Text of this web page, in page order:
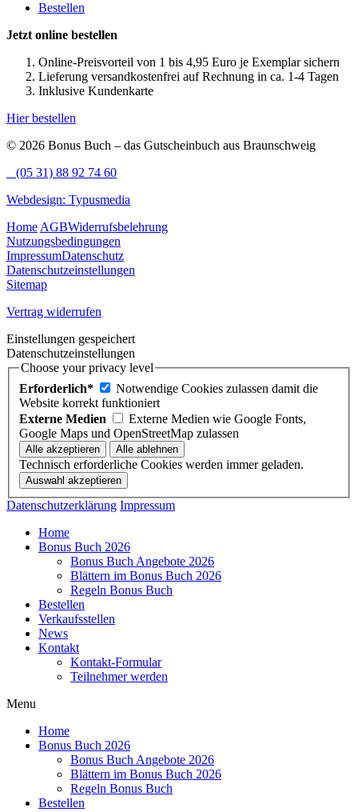
Bestellen
Jetzt online bestellen
Online-Preisvorteil von 1 bis 4,95 Euro je Exemplar sichern
Lieferung versandkostenfrei auf Rechnung in ca. 1-4 Tagen
Inklusive Kundenkarte
Hier bestellen
© 2026 Bonus Buch – das Gutscheinbuch aus Braunschweig
(05 31) 88 92 74 60
Webdesign: Typusmedia
Home AGBWiderrufsbelehrung
Nutzungsbedingungen
ImpressumDatenschutz
Datenschutzeinstellungen
Sitemap
Vertrag widerrufen
Einstellungen gespeichert
Datenschutzeinstellungen
Choose your privacy level
Erforderlich*
Notwendige Cookies zulassen damit die
Website korrekt funktioniert
Externe Medien
Externe Medien wie Google Fonts,
Google Maps und OpenStreetMap zulassen
Technisch erforderliche Cookies werden immer geladen.
Datenschutzerklärung Impressum
Home
Bonus Buch 2026
Bonus Buch Angebote 2026
Blättern im Bonus Buch 2026
Regeln Bonus Buch
Bestellen
Verkaufsstellen
News
Kontakt
Kontakt-Formular
Teilnehmer werden
Menu
Home
Bonus Buch 2026
Bonus Buch Angebote 2026
Blättern im Bonus Buch 2026
Regeln Bonus Buch
Bestellen